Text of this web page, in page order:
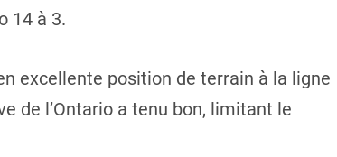
14 à 3.
excellente position de terrain à la ligne
de l’Ontario a tenu bon, limitant le